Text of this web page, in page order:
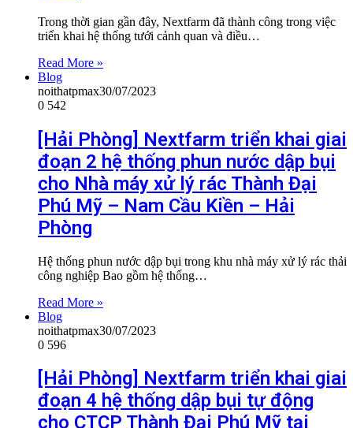
Trong thời gian gần đây, Nextfarm đã thành công trong việc
triển khai hệ thống tưới cảnh quan và điều…
Read More »
Blog
noithatpmax30/07/2023
0 542
[Hải Phòng] Nextfarm triển khai giai
đoạn 2 hệ thống phun nước dập bụi
cho Nhà máy xử lý rác Thành Đại
Phú Mỹ – Nam Cầu Kiền – Hải
Phòng
Hệ thống phun nước dập bụi trong khu nhà máy xử lý rác thải
công nghiệp Bao gồm hệ thống…
Read More »
Blog
noithatpmax30/07/2023
0 596
[Hải Phòng] Nextfarm triển khai giai
đoạn 4 hệ thống dập bụi tự động
cho CTCP Thành Đại Phú Mỹ tại